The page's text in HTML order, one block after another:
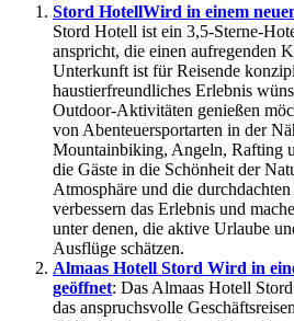
Stord HotellWird in einem
Stord Hotell ist ein 3,5-Sterne-
anspricht, die einen aufregenden
Unterkunft ist für Reisende
haustierfreundliches Erlebnis
Outdoor-Aktivitäten genießen
von Abenteuersportarten in der
Mountainbiking, Angeln, Rafting
die Gäste in die Schönheit der
Atmosphäre und die
verbessern das Erlebnis und
unter denen, die aktive Urlaube
Ausflüge schätzen.
Almaas Hotell Stord Wird in
geöffnet: Das Almaas Hotell
das anspruchsvolle